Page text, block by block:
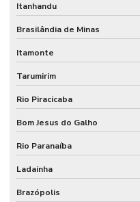
Itanhandu
Brasilândia de Minas
Itamonte
Tarumirim
Rio Piracicaba
Bom Jesus do Galho
Rio Paranaíba
Ladainha
Brazópolis